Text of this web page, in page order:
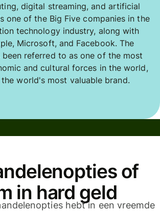
digital streaming, and artificial
one of the Big Five companies in the
technology industry, along with
Microsoft, and Facebook. The
been referred to as one of the most
and cultural forces in the world,
world's most valuable brand.
of
in hard geld
hebt in een vreemde